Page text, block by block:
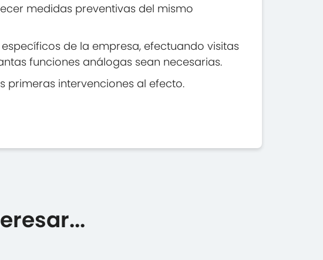
medidas preventivas del mismo
de la empresa, efectuando visitas
funciones análogas sean necesarias.
primeras intervenciones al efecto.